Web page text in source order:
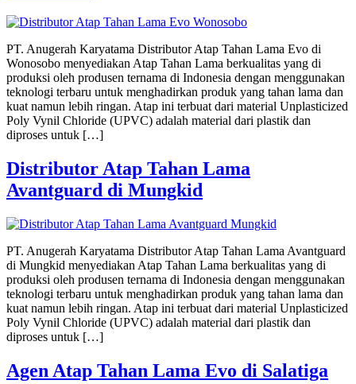
PT. Anugerah Karyatama Distributor Atap Tahan Lama Evo di
Wonosobo menyediakan Atap Tahan Lama berkualitas yang di
produksi oleh produsen ternama di Indonesia dengan menggunakan
teknologi terbaru untuk menghadirkan produk yang tahan lama dan
kuat namun lebih ringan. Atap ini terbuat dari material Unplasticized
Poly Vynil Chloride (UPVC) adalah material dari plastik dan
diproses untuk […]
Distributor Atap Tahan Lama
Avantguard di Mungkid
PT. Anugerah Karyatama Distributor Atap Tahan Lama Avantguard
di Mungkid menyediakan Atap Tahan Lama berkualitas yang di
produksi oleh produsen ternama di Indonesia dengan menggunakan
teknologi terbaru untuk menghadirkan produk yang tahan lama dan
kuat namun lebih ringan. Atap ini terbuat dari material Unplasticized
Poly Vynil Chloride (UPVC) adalah material dari plastik dan
diproses untuk […]
Agen Atap Tahan Lama Evo di Salatiga